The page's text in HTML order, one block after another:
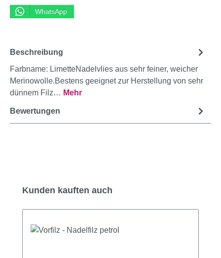
WhatsApp
Beschreibung
Farbname: LimetteNadelvlies aus sehr feiner, weicher
Merinowolle.Bestens geeignet zur Herstellung von sehr
dünnem Filz… Mehr
Bewertungen
Produktgalerie überspringen
Kunden kauften auch